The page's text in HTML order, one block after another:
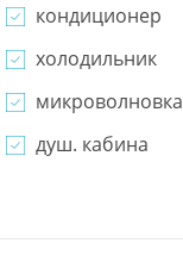
кондиционер
холодильник
микроволновка
душ. кабина